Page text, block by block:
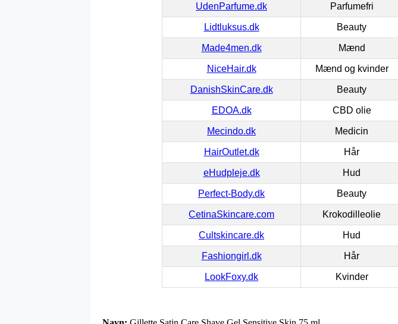
UdenParfume.dk Parfumefri
Lidtluksus.dk Beauty
Made4men.dk Mænd
NiceHair.dk Mænd og kvinder
DanishSkinCare.dk Beauty
EDOA.dk CBD olie
Mecindo.dk Medicin
HairOutlet.dk Hår
eHudpleje.dk Hud
Perfect-Body.dk Beauty
CetinaSkincare.com Krokodilleolie
Cultskincare.dk Hud
Fashiongirl.dk Hår
LookFoxy.dk Kvinder